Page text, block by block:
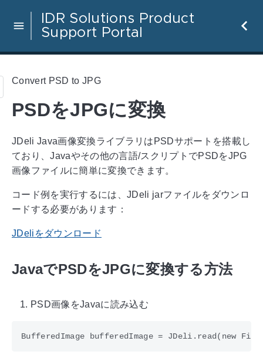
IDR Solutions Product
Support Portal
Convert PSD to JPG
PSDをJPGに変換
JDeli Java画像変換ライブラリはPSDサポートを搭載し
ており、Javaやその他の言語/スクリプトでPSDをJPG
画像ファイルに簡単に変換できます。
コード例を実行するには、JDeli jarファイルをダウンロ
ードする必要があります：
JDeliをダウンロード
JavaでPSDをJPGに変換する方法
PSD画像をJavaに読み込む